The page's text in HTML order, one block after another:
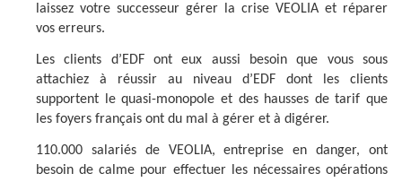
laissez votre successeur gérer la crise VEOLIA et réparer
vos erreurs.
Les clients d’EDF ont eux aussi besoin que vous sous
attachiez à réussir au niveau d’EDF dont les clients
supportent le quasi-monopole et des hausses de tarif que
les foyers français ont du mal à gérer et à digérer.
110.000 salariés de VEOLIA, entreprise en danger, ont
besoin de calme pour effectuer les nécessaires opérations